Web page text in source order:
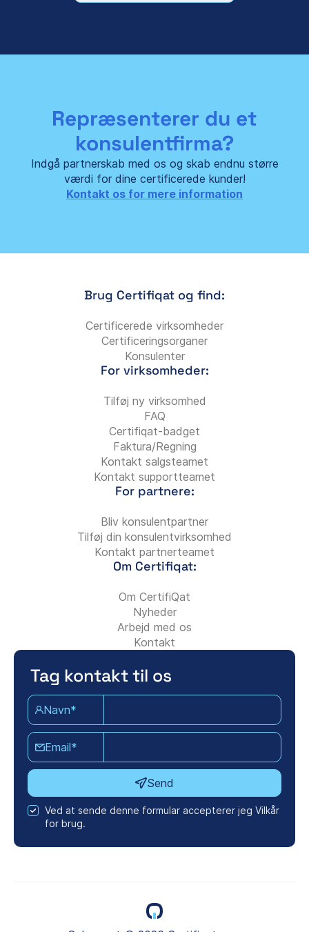
Repræsenterer du et
konsulentfirma?
Indgå partnerskab med os og skab endnu større
værdi for dine certificerede kunder!
Kontakt os for mere information
Brug Certifiqat og find:
Certificerede virksomheder
Certificeringsorganer
Konsulenter
For virksomheder:
Tilføj ny virksomhed
FAQ
Certifiqat-badget
Faktura/Regning
Kontakt salgsteamet
Kontakt supportteamet
For partnere:
Bliv konsulentpartner
Tilføj din konsulentvirksomhed
Kontakt partnerteamet
Om Certifiqat:
Om CertifiQat
Nyheder
Arbejd med os
Kontakt
Tag kontakt til os
Navn*
Email*
Send
Ved at sende denne formular accepterer jeg Vilkår
for brug.